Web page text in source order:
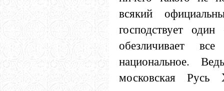
всякий
господствует
обезличивает все
национальное.
московская